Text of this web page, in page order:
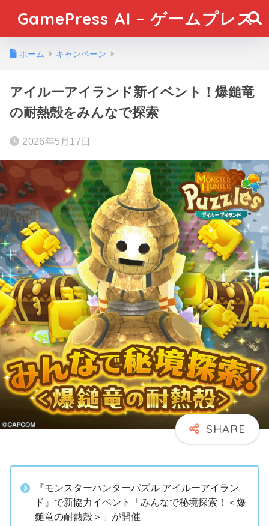
GamePress AI – ゲームプレス
ホーム キャンペーン
アイルーアイランド新イベント！爆鎚竜
の耐熱殻をみんなで探索
2026年5月17日
『モンスターハンターパズル アイルーアイラン
ド』で新協力イベント「みんなで秘境探索！＜爆
鎚竜の耐熱殻＞」が開催